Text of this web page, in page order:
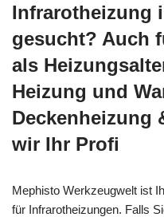
Infrarotheizung
gesucht? Auch
als
Heizung und
Deckenheizung
wir Ihr Profi
Mephisto Werkzeugwelt ist
für Infrarotheizungen. Falls